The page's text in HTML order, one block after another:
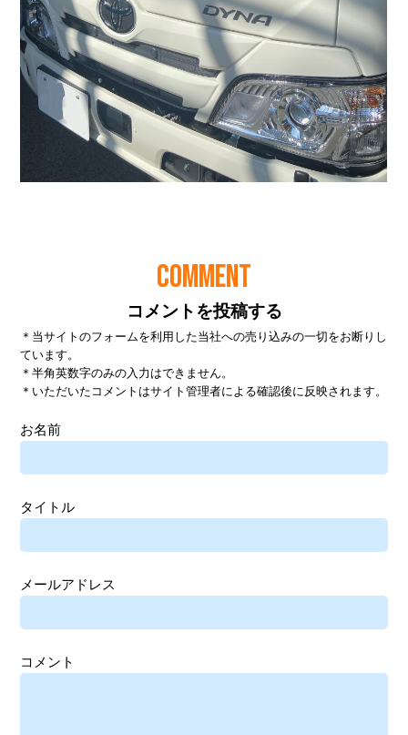
COMMENT
コメントを投稿する
＊当サイトのフォームを利用した当社への売り込みの一切をお断りし
ています。
＊半角英数字のみの入力はできません。
＊いただいたコメントはサイト管理者による確認後に反映されます。
お名前
タイトル
メールアドレス
コメント